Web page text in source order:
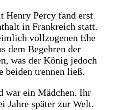
Henry Percy fand erst
in Frankreich statt.
vollzogenen Ehe
dem Begehren der
was der König jedoch
beiden trennen ließ.
war ein Mädchen. Ihr
Jahre später zur Welt.